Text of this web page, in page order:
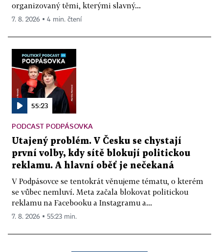
organizovaný těmi, kterými slavný...
7. 8. 2026 ▪ 4 min. čtení
55:23
PODCAST PODPÁSOVKA
Utajený problém. V Česku se chystají
první volby, kdy sítě blokují politickou
reklamu. A hlavní oběť je nečekaná
V Podpásovce se tentokrát věnujeme tématu, o kterém
se vůbec nemluví. Meta začala blokovat politickou
reklamu na Facebooku a Instagramu a...
7. 8. 2026 ▪ 55:23 min.